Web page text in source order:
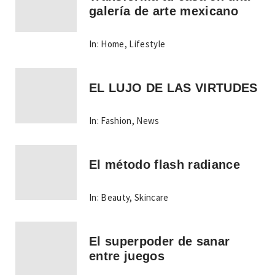
galería de arte mexicano
In: Home, Lifestyle
EL LUJO DE LAS VIRTUDES
In: Fashion, News
El método flash radiance
In: Beauty,Skincare
El superpoder de sanar
entre juegos